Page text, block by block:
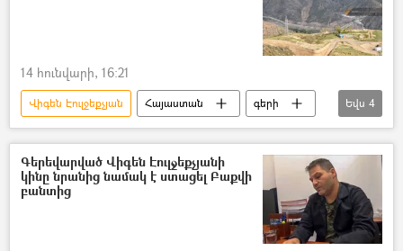
14 հունվարի, 16:21
Վիգեն Էուլջեքչյան Հայաստան
գերի
Նիկոլ Փաշինյան
Ադրբեջան
Վագիֆ Խաչատրյան
Գևորգ Սուջյան
Եվս 4
Գերեվարված Վիգեն Էուլջեքչյանի
կինը նրանից նամակ է ստացել Բաքվի
բանտից